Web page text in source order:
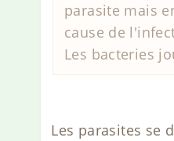
parasite mais
cause de
Les bacteries
Les parasites se